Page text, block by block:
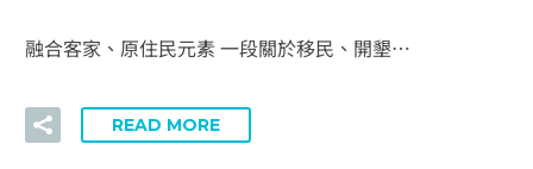
融合客家、原住民元素 一段關於移民、開墾…
READ MORE